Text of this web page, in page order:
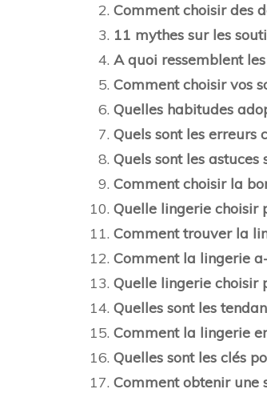
Comment choisir des
11 mythes sur les
A quoi ressemblent
Comment choisir vos
Quelles habitudes
Quels sont les erreurs
Quels sont les
Comment choisir la
Quelle lingerie choisir
Comment trouver la
Comment la lingerie
Quelle lingerie choisir
Quelles sont les
Comment la lingerie
Quelles sont les clés
Comment obtenir une